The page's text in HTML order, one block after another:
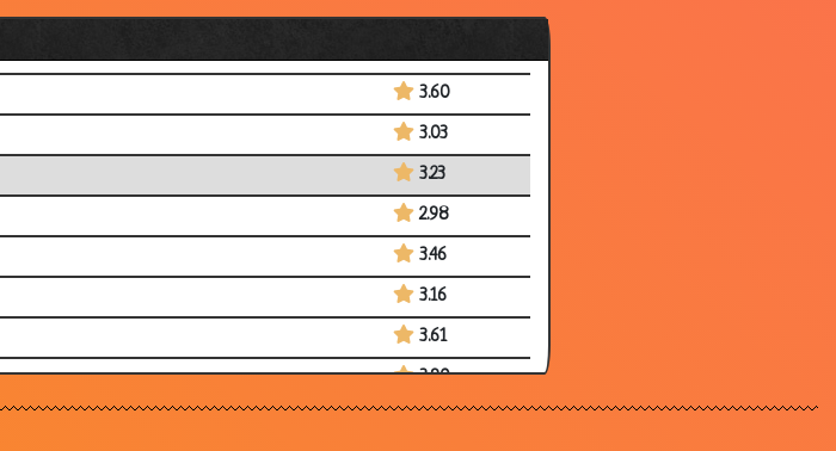
3.42
3.60
3.03
3.23
2.98
3.46
3.16
3.61
3.90